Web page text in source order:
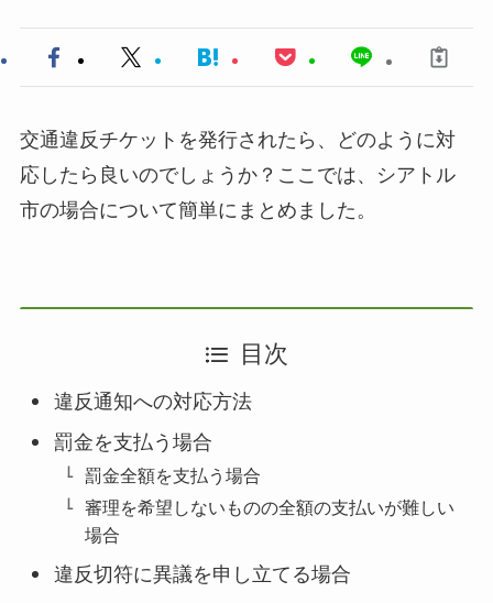
交通違反チケットを発行されたら、どのように対
応したら良いのでしょうか？ここでは、シアトル
市の場合について簡単にまとめました。
目次
違反通知への対応方法
罰金を支払う場合
罰金全額を支払う場合
審理を希望しないものの全額の支払いが難しい
場合
違反切符に異議を申し立てる場合